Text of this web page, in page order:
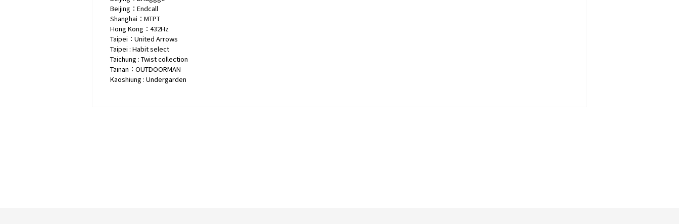
Beijing：Endcall
Shanghai：MTPT
Hong Kong：432Hz
Taipei：United Arrows
Taipei : Habit select
Taichung : Twist collection
Tainan：OUTDOORMAN
Kaoshiung : Undergarden